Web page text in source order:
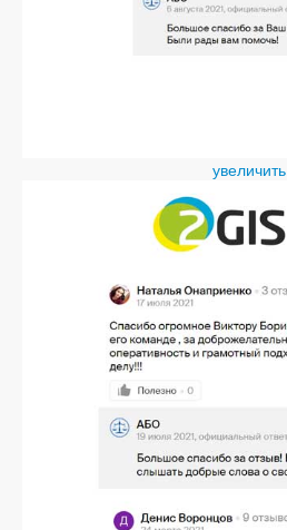
увеличить